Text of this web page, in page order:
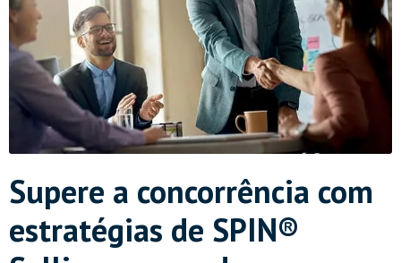
Supere a concorrência com
estratégias de SPIN®